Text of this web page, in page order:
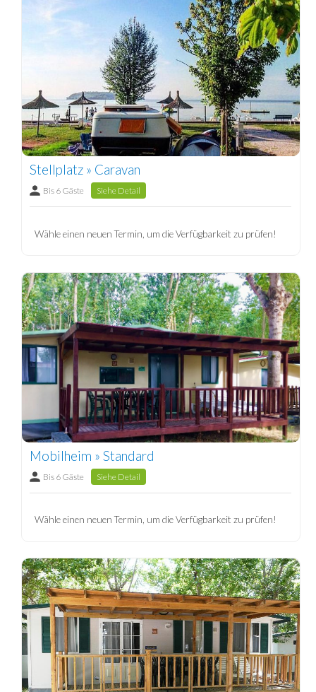
Stellplatz » Caravan
Bis 6 Gäste Siehe Detail
Wähle einen neuen Termin, um die Verfügbarkeit zu prüfen!
Mobilheim » Standard
Bis 6 Gäste Siehe Detail
Wähle einen neuen Termin, um die Verfügbarkeit zu prüfen!